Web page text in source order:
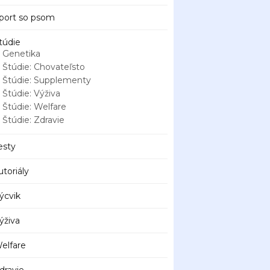
so psom
Genetika
Štúdie: Chovateľsto
Štúdie: Supplementy
Štúdie: Výživa
Štúdie: Welfare
Štúdie: Zdravie